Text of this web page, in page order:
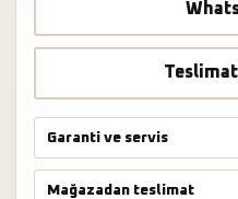
Garanti ve servis
Mağazadan teslimat